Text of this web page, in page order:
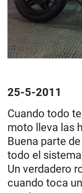
25-5-2011
Cuando todo
moto lleva las
Buena parte
todo el
Un verdadero
cuando toca